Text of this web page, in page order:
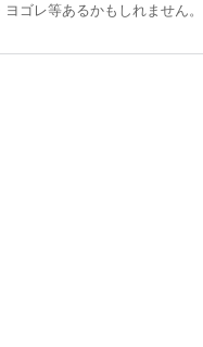
ゴレ等あるかもしれません。